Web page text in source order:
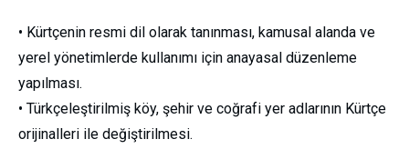
• Kürtçenin resmi dil olarak tanınması, kamusal alanda ve
yerel yönetimlerde kullanımı için anayasal düzenleme
yapılması.
• Türkçeleştirilmiş köy, şehir ve coğrafi yer adlarının Kürtçe
orijinalleri ile değiştirilmesi.